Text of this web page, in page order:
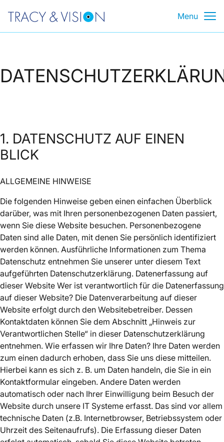
content
Menu
1. DATENSCHUTZ AUF EINEN
BLICK
ALLGEMEINE HINWEISE
Die folgenden Hinweise geben einen einfachen Überblick
darüber, was mit Ihren personenbezogenen Daten passiert,
wenn Sie diese Website besuchen. Personenbezogene
Daten sind alle Daten, mit denen Sie persönlich identifiziert
werden können. Ausführliche Informationen zum Thema
Datenschutz entnehmen Sie unserer unter diesem Text
aufgeführten Datenschutzerklärung. Datenerfassung auf
dieser Website Wer ist verantwortlich für die Datenerfassung
auf dieser Website? Die Datenverarbeitung auf dieser
Website erfolgt durch den Websitebetreiber. Dessen
Kontaktdaten können Sie dem Abschnitt „Hinweis zur
Verantwortlichen Stelle“ in dieser Datenschutzerklärung
entnehmen. Wie erfassen wir Ihre Daten? Ihre Daten werden
zum einen dadurch erhoben, dass Sie uns diese mitteilen.
Hierbei kann es sich z. B. um Daten handeln, die Sie in ein
Kontaktformular eingeben. Andere Daten werden
automatisch oder nach Ihrer Einwilligung beim Besuch der
Website durch unsere IT Systeme erfasst. Das sind vor allem
technische Daten (z.B. Internetbrowser, Betriebssystem oder
Uhrzeit des Seitenaufrufs). Die Erfassung dieser Daten